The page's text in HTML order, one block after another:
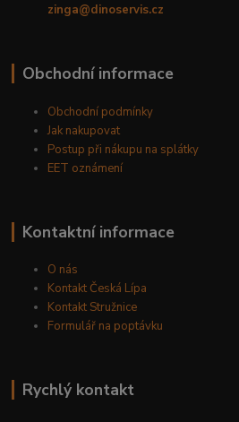
zinga@dinoservis.cz
Obchodní informace
Obchodní podmínky
Jak nakupovat
Postup při nákupu na splátky
EET oznámení
Kontaktní informace
O nás
Kontakt Česká Lípa
Kontakt Stružnice
Formulář na poptávku
Rychlý kontakt